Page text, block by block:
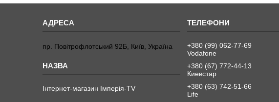
пр. Повітрофлотський 92Б, Київ, Україна
Інтернет-магазин Імперія-TV
+380 (99) 062-77-69
Vodafone
+380 (67) 772-44-13
Киевстар
+380 (63) 742-51-66
Life